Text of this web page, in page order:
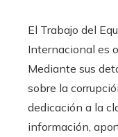
El Trabajo del
Internacional es
Mediante sus
sobre la
dedicación a la
información,